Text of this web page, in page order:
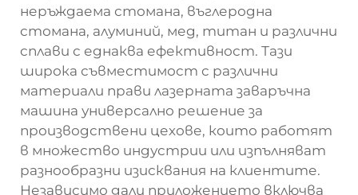
неръждаема стомана, въглеродна
стомана, алуминий, мед, титан и различни
сплави с еднаква ефективност. Тази
широка съвместимост с различни
материали прави лазерната заваръчна
машина универсално решение за
производствени цехове, които работят
в множество индустрии или изпълняват
разнообразни изисквания на клиентите.
Независимо дали приложението включва